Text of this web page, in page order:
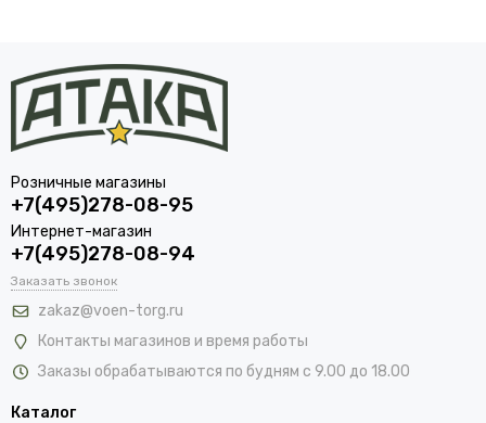
Розничные магазины
+7(495)278-08-95
Интернет-магазин
+7(495)278-08-94
Заказать звонок
zakaz@voen-torg.ru
Контакты магазинов и время работы
Заказы обрабатываются по будням с 9.00 до 18.00
Каталог